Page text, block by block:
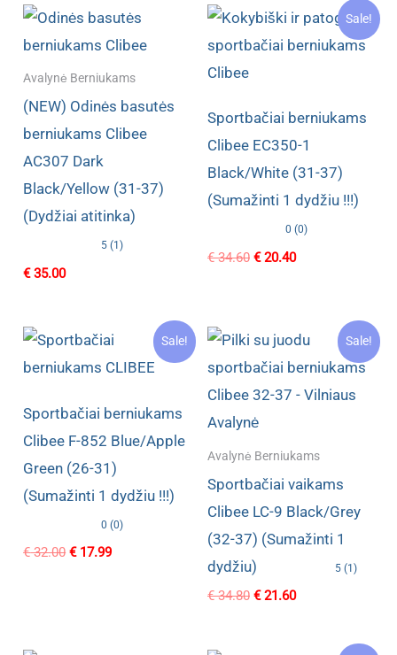
Avalynė Berniukams
(NEW) Odinės basutės
berniukams Clibee
AC307 Dark
Black/Yellow (31-37)
(Dydžiai atitinka)
5 (1)
€35.00
Sale!
Sportbačiai berniukams
Clibee EC350-1
Black/White (31-37)
(Sumažinti 1 dydžiu !!!)
0 (0)
€34.60 Original
€20.40Current
Sale!
Sportbačiai berniukams
Clibee F-852 Blue/Apple
Green (26-31)
(Sumažinti 1 dydžiu !!!)
0 (0)
€32.00 Original
€17.99Current
Sale!
Avalynė Berniukams
Sportbačiai vaikams
Clibee LC-9 Black/Grey
(32-37) (Sumažinti 1
dydžiu)
5 (1)
€34.80 Original
€21.60Current